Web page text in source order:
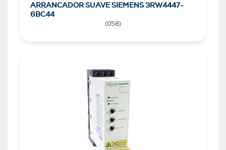
ARRANCADOR SUAVE SIEMENS 3RW4447-
6BC44
(058)